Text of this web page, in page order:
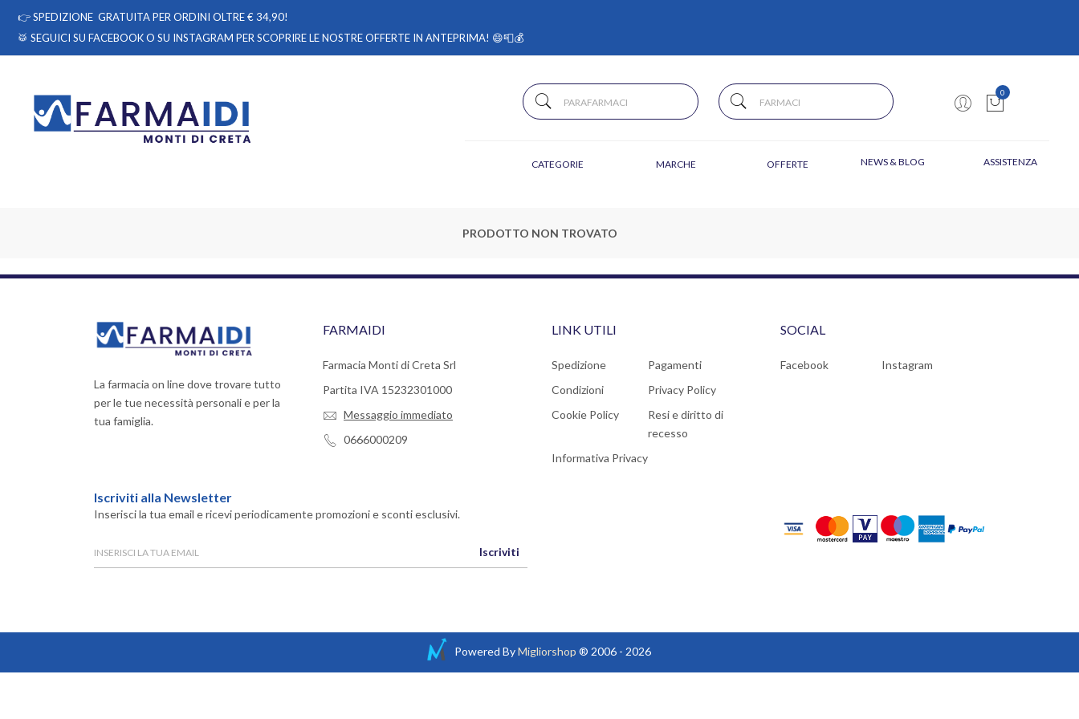
👉SPEDIZIONE GRATUITA PER ORDINI OLTRE € 34,90!
🥁 SEGUICI SU FACEBOOKO SU INSTAGRAM PER SCOPRIRE LE NOSTRE OFFERTE IN ANTEPRIMA! 😄📮💰
0
CATEGORIE MARCHE OFFERTE NEWS & BLOG ASSISTENZA
PRODOTTO NON TROVATO
La farmacia on line dove trovare tutto
per le tue necessità personali e per la
tua famiglia.
FARMAIDI
Farmacia Monti di Creta Srl
Partita IVA 15232301000
Messaggio immediato
0666000209
LINK UTILI
Spedizione
Pagamenti
Condizioni
Privacy Policy
Cookie Policy
Resi e diritto di
recesso
Informativa Privacy
SOCIAL
Facebook Instagram
Iscriviti alla Newsletter
Inserisci la tua email e ricevi periodicamente promozioni e sconti esclusivi.
Iscriviti
Powered ByMigliorshop ® 2006 - 2026